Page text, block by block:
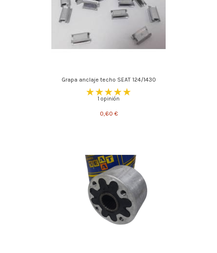
Grapa anclaje techo SEAT 124/1430
1 opinión
0,60 €